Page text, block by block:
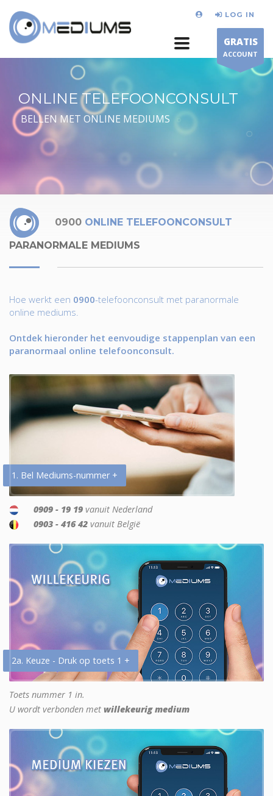
LOG IN
GRATIS
ACCOUNT
ONLINE TELEFOONCONSULT
BELLEN MET ONLINE MEDIUMS
0900 ONLINE TELEFOONCONSULT
PARANORMALE MEDIUMS
Hoe werkt een 0900-telefoonconsult met paranormale
online mediums.
Ontdek hieronder het eenvoudige stappenplan van een
paranormaal online telefoonconsult.
1. Bel Mediums-nummer +
0909 - 19 19 vanuit Nederland
0903 - 416 42 vanuit België
2a. Keuze - Druk op toets 1 +
Toets nummer 1 in.
U wordt verbonden met willekeurig medium